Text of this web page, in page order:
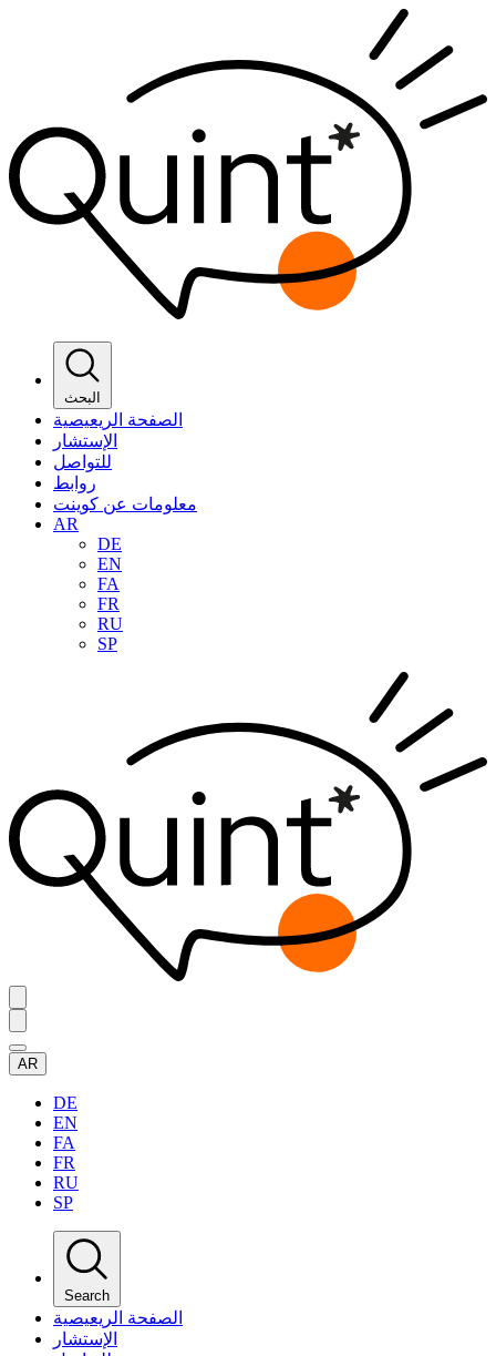
البحث
الصفحة الريعيصية
الإستشار
للتواصل
روابط
معلومات عن كوينت
AR
DE
EN
FA
FR
RU
SP
AR
DE
EN
FA
FR
RU
SP
Search
الصفحة الريعيصية
الإستشار